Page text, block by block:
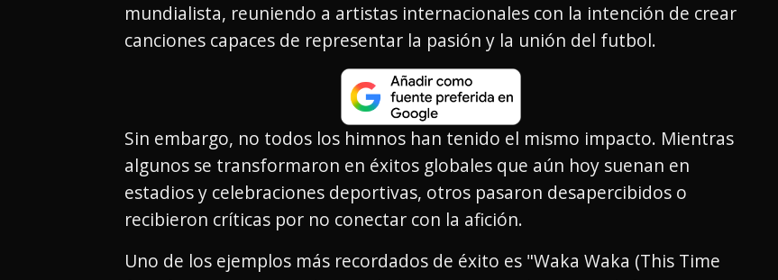
mundialista, reuniendo a artistas internacionales con la intención de crear
canciones capaces de representar la pasión y la unión del futbol.
Sin embargo, no todos los himnos han tenido el mismo impacto. Mientras
algunos se transformaron en éxitos globales que aún hoy suenan en
estadios y celebraciones deportivas, otros pasaron desapercibidos o
recibieron críticas por no conectar con la afición.
Uno de los ejemplos más recordados de éxito es "Waka Waka (This Time